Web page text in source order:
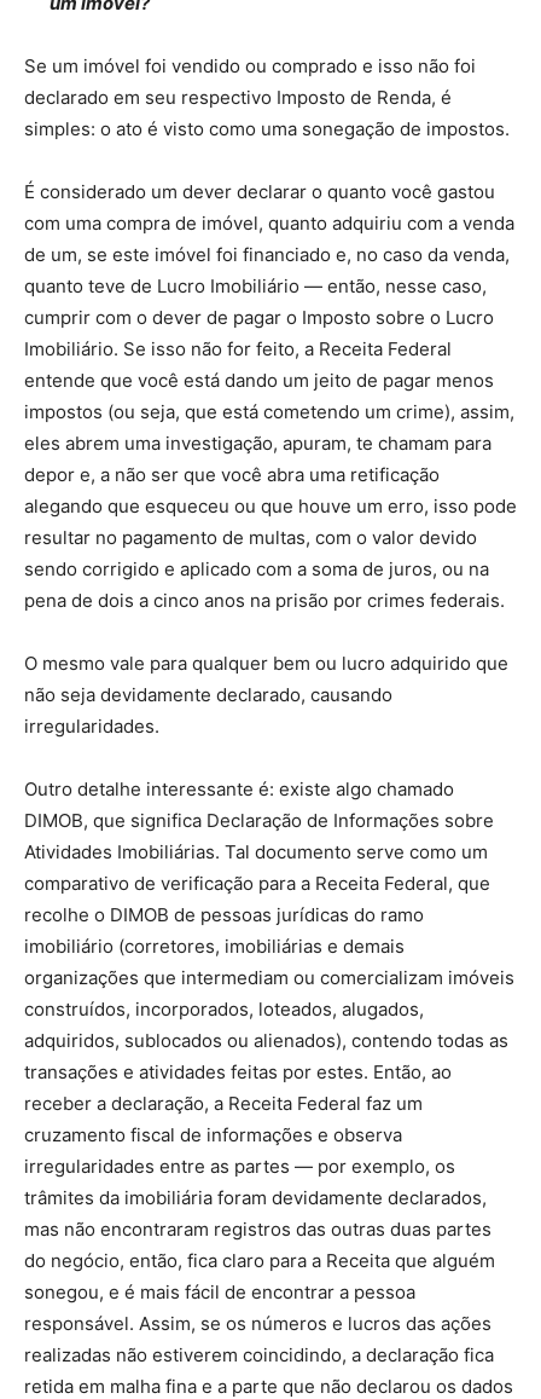
Se um imóvel foi vendido ou comprado e isso não foi
declarado em seu respectivo Imposto de Renda, é
simples: o ato é visto como uma sonegação de impostos.
É considerado um dever declarar o quanto você gastou
com uma compra de imóvel, quanto adquiriu com a venda
de um, se este imóvel foi financiado e, no caso da venda,
quanto teve de Lucro Imobiliário — então, nesse caso,
cumprir com o dever de pagar o Imposto sobre o Lucro
Imobiliário. Se isso não for feito, a Receita Federal
entende que você está dando um jeito de pagar menos
impostos (ou seja, que está cometendo um crime), assim,
eles abrem uma investigação, apuram, te chamam para
depor e, a não ser que você abra uma retificação
alegando que esqueceu ou que houve um erro, isso pode
resultar no pagamento de multas, com o valor devido
sendo corrigido e aplicado com a soma de juros, ou na
pena de dois a cinco anos na prisão por crimes federais.
O mesmo vale para qualquer bem ou lucro adquirido que
não seja devidamente declarado, causando
irregularidades.
Outro detalhe interessante é: existe algo chamado
DIMOB, que significa Declaração de Informações sobre
Atividades Imobiliárias. Tal documento serve como um
comparativo de verificação para a Receita Federal, que
recolhe o DIMOB de pessoas jurídicas do ramo
imobiliário (corretores, imobiliárias e demais
organizações que intermediam ou comercializam imóveis
construídos, incorporados, loteados, alugados,
adquiridos, sublocados ou alienados), contendo todas as
transações e atividades feitas por estes. Então, ao
receber a declaração, a Receita Federal faz um
cruzamento fiscal de informações e observa
irregularidades entre as partes — por exemplo, os
trâmites da imobiliária foram devidamente declarados,
mas não encontraram registros das outras duas partes
do negócio, então, fica claro para a Receita que alguém
sonegou, e é mais fácil de encontrar a pessoa
responsável. Assim, se os números e lucros das ações
realizadas não estiverem coincidindo, a declaração fica
retida em malha fina e a parte que não declarou os dados